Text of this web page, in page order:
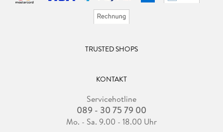
TRUSTED SHOPS
KONTAKT
Servicehotline
089 - 30 75 79 00
Mo. - Sa. 9.00 - 18.00 Uhr